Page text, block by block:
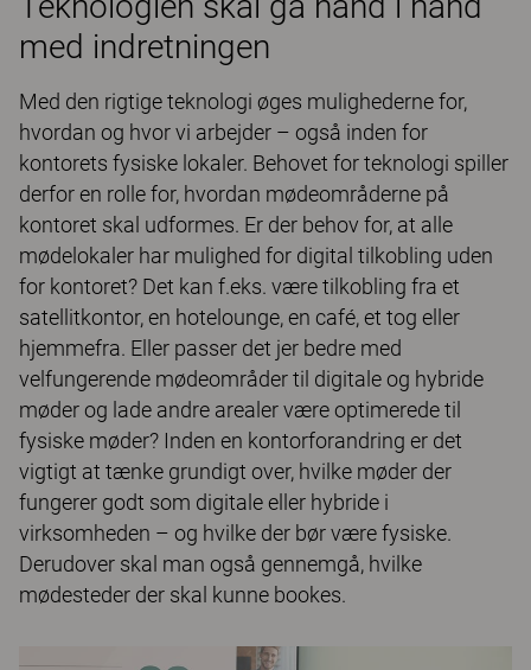
med indretningen
Med den rigtige teknologi øges mulighederne for,
hvordan og hvor vi arbejder – også inden for
kontorets fysiske lokaler. Behovet for teknologi spiller
derfor en rolle for, hvordan mødeområderne på
kontoret skal udformes. Er der behov for, at alle
mødelokaler har mulighed for digital tilkobling uden
for kontoret? Det kan f.eks. være tilkobling fra et
satellitkontor, en hotelounge, en café, et tog eller
hjemmefra. Eller passer det jer bedre med
velfungerende mødeområder til digitale og hybride
møder og lade andre arealer være optimerede til
fysiske møder? Inden en kontorforandring er det
vigtigt at tænke grundigt over, hvilke møder der
fungerer godt som digitale eller hybride i
virksomheden – og hvilke der bør være fysiske.
Derudover skal man også gennemgå, hvilke
mødesteder der skal kunne bookes.